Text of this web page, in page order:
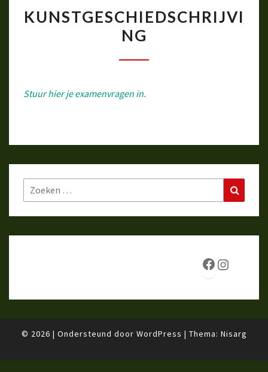
KUNSTGESCHIEDSCHRIJVI
NG
Stuur hier je examenvragen in.
Zoeken
naar:
Facebook
© 2026 | Ondersteund door WordPress | Thema: Nisarg